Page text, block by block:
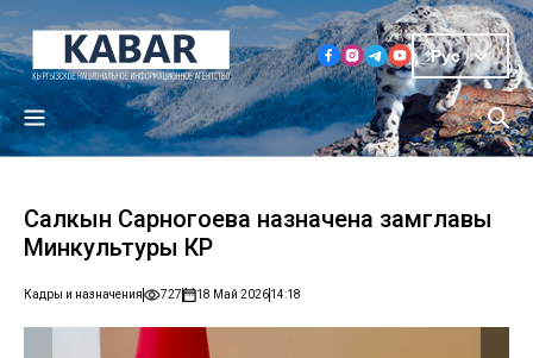
Рус
Салкын Сарногоева назначена замглавы
Минкультуры КР
Кадры и назначения 727 18 Май 202614:18